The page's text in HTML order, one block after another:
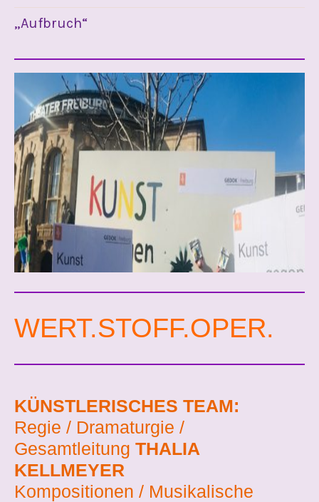
„Aufbruch“
WERT.STOFF.OPER.
KÜNSTLERISCHES TEAM:
Regie / Dramaturgie /
Gesamtleitung THALIA
KELLMEYER
Kompositionen / Musikalische